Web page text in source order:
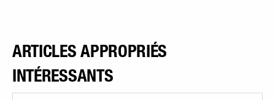
ARTICLES APPROPRIÉS
INTÉRESSANTS